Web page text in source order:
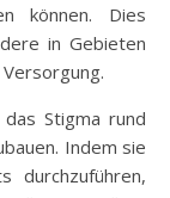
können. Dies
in Gebieten
Stigma rund
Indem sie
durchzuführen,